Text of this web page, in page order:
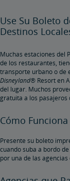
Use Su Boleto
Destinos
Muchas estaciones del
de los restaurantes,
transporte urbano o de
Disneyland® Resort en
del lugar. Muchos
gratuita a los pasajeros
Cómo Funciona
Presente su boleto
cuando suba a bordo
por una de las